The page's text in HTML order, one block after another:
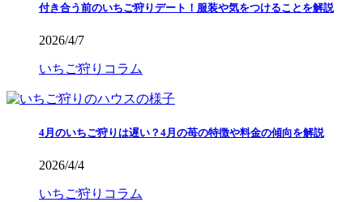
付き合う前のいちご狩りデート！服装や気をつけることを解説
2026/4/7
いちご狩りコラム
4月のいちご狩りは遅い？4月の苺の特徴や料金の傾向を解説
2026/4/4
いちご狩りコラム